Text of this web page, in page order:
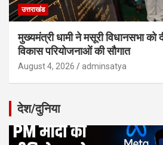
उत्तराखंड
मुख्यमंत्री धामी ने मसूरी विधानसभा
विकास परियोजनाओं की सौगात
August 4, 2026 adminsatya
देश/दुनिया